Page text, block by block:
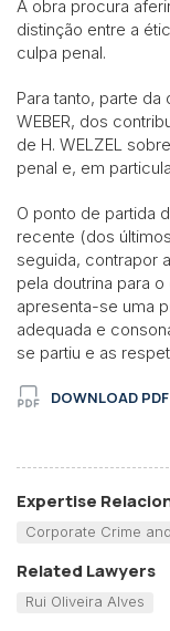
A obra procura
distinção entre a
culpa penal.
Para tanto, parte
WEBER, dos
de H. WELZEL
penal e, em
O ponto de partida
recente (dos
seguida, contrapor
pela doutrina para
apresenta-se uma
adequada e
se partiu e as
DOWNLOAD PDF
Expertise
Corporate Crime
Related Lawyers
Rui Oliveira Alves